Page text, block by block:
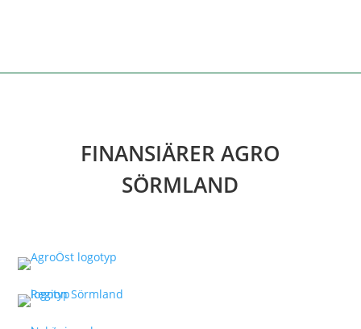
FINANSIÄRER AGRO
SÖRMLAND